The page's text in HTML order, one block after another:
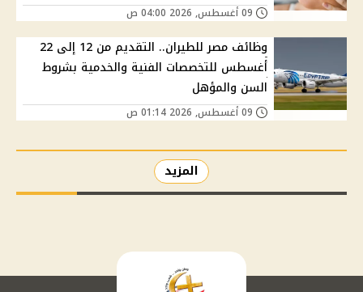
وظائف مصر للطيران.. التقديم من 12 إلى 22
أغسطس للتخصصات الفنية والخدمية بشروط
السن والمؤهل
المزيد